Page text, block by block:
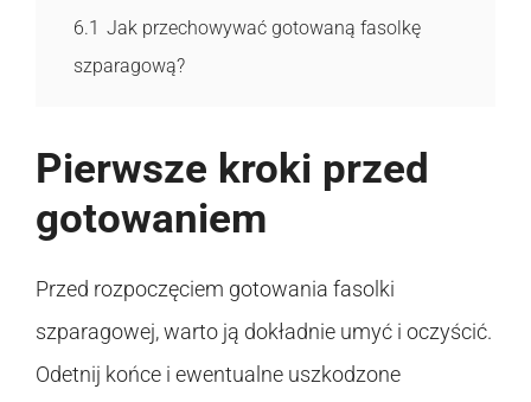
6.1 Jak przechowywać gotowaną fasolkę
szparagową?
Pierwsze kroki przed
gotowaniem
Przed rozpoczęciem gotowania fasolki
szparagowej, warto ją dokładnie umyć i oczyścić.
Odetnij końce i ewentualne uszkodzone